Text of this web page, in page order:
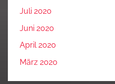
Juli 2020
Juni 2020
April 2020
März 2020